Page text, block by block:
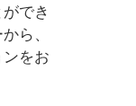
でき
ら、
をお